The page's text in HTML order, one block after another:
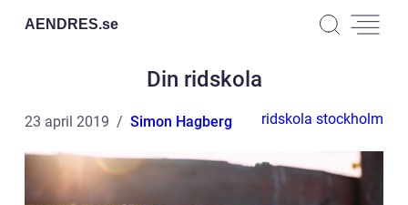
AENDRES.se
Din ridskola
23 april 2019 Simon Hagberg ridskola stockholm